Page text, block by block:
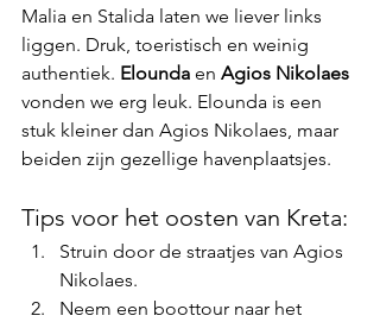
Malia en Stalida laten we liever links
liggen. Druk, toeristisch en weinig
authentiek. Elounda en Agios Nikolaes
vonden we erg leuk. Elounda is een
stuk kleiner dan Agios Nikolaes, maar
beiden zijn gezellige havenplaatsjes.
Tips voor het oosten van Kreta:
Struin door de straatjes van Agios
Nikolaes.
Neem een boottour naar het